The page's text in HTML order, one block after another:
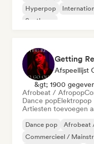
Hyperpop
Synthpop
Getting
Afspeellijst
&gt; 1900
Afrobeat / Afropop
Dance popElektropop
Artiesten toevoegen
Dance pop
Afrobeat
Commercieel /